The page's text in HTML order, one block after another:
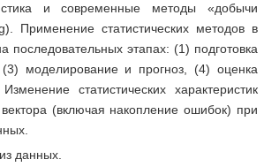
и современные методы «добычи
Применение статистических методов в
последовательных этапах: (1) подготовка
моделирование и прогноз, (4) оценка
статистических характеристик
(включая накопление ошибок) при
данных.